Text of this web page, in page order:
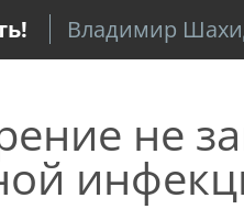
Владимир
не